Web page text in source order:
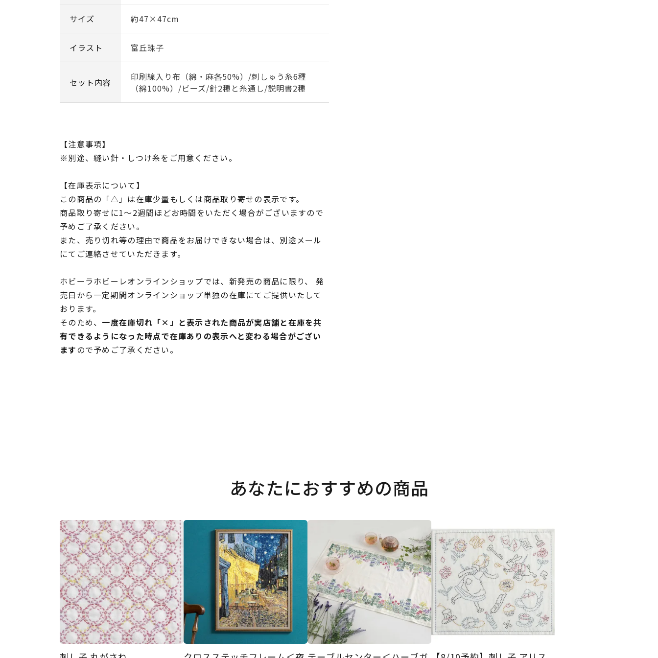
サイズ 約47×47cm
イラスト 富丘珠子
セット内容
印刷線入り布（綿・麻各50%）/刺しゅう糸6種
（綿100%）/ビーズ/針2種と糸通し/説明書2種
【注意事項】
※別途、縫い針・しつけ糸をご用意ください。
【在庫表示について】
この商品の「△」は在庫少量もしくは商品取り寄せの表示です。
商品取り寄せに1～2週間ほどお時間をいただく場合がございますので
予めご了承ください。
また、売り切れ等の理由で商品をお届けできない場合は、別途メール
にてご連絡させていただきます。
ホビーラホビーレオンラインショップでは、新発売の商品に限り、 発
売日から一定期間オンラインショップ単独の在庫にてご提供いたして
おります。
そのため、 一度在庫切れ「×」と表示された商品が実店舗と在庫を共
有できるようになった時点で在庫ありの表示へと変わる場合がござい
ますので予めご了承ください。
あなたにおすすめの商品